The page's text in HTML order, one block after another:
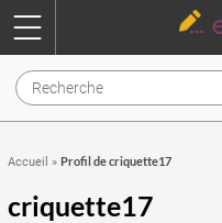
Accueil » Profil de criquette17
criquette17